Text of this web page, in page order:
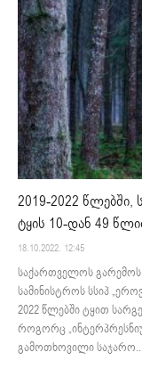
2019-2022
ტყის 10-დან 49
18.10.2022. 12:45
საქართველოს
სამინისტროს სსიპ
2022 წლებში ტყით
როგორც
გამოთხოვილი